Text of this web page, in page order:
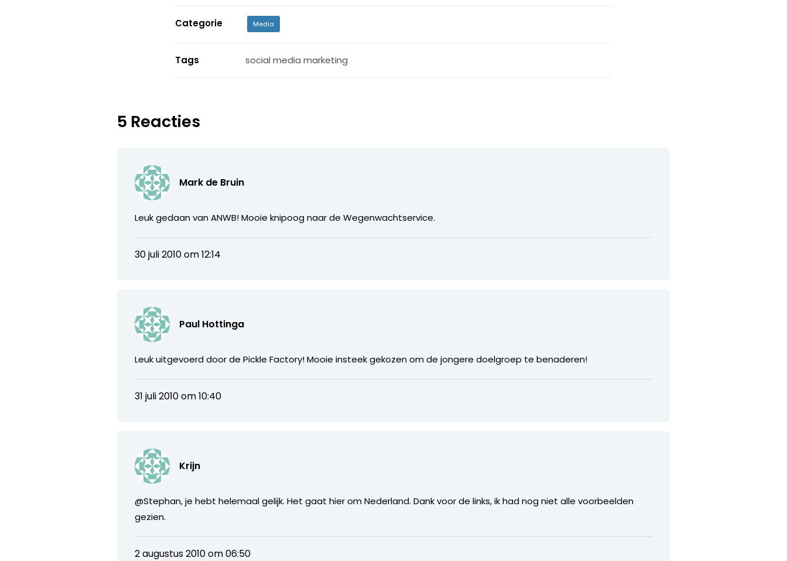
Categorie Media
Tags social media marketing
5 Reacties
Mark de Bruin
Leuk gedaan van ANWB! Mooie knipoog naar de Wegenwachtservice.
30 juli 2010 om 12:14
Paul Hottinga
Leuk uitgevoerd door de Pickle Factory! Mooie insteek gekozen om de jongere doelgroep te benaderen!
31 juli 2010 om 10:40
Krijn
@Stephan, je hebt helemaal gelijk. Het gaat hier om Nederland. Dank voor de links, ik had nog niet alle voorbeelden
gezien.
2 augustus 2010 om 06:50